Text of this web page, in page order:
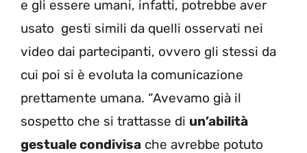
e gli essere umani, infatti, potrebbe aver
usato gesti simili da quelli osservati nei
video dai partecipanti, ovvero gli stessi da
cui poi si è evoluta la comunicazione
prettamente umana. “Avevamo già il
sospetto che si trattasse di un’abilità
gestuale condivisa che avrebbe potuto